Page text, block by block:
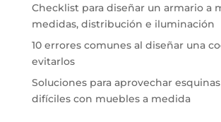
Checklist para diseñar un armario a
medidas, distribución e iluminación
10 errores comunes al diseñar una
evitarlos
Soluciones para aprovechar
difíciles con muebles a medida